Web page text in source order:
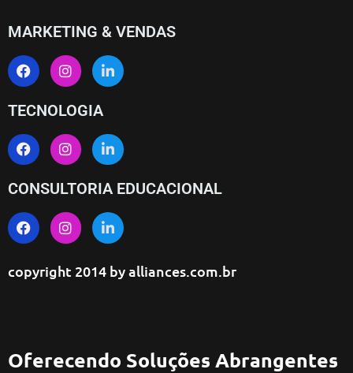
MARKETING & VENDAS
TECNOLOGIA
CONSULTORIA EDUCACIONAL
copyright 2014 byalliances.com.br
Oferecendo Soluções Abrangentes